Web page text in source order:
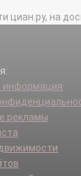
на
информация
рекламы